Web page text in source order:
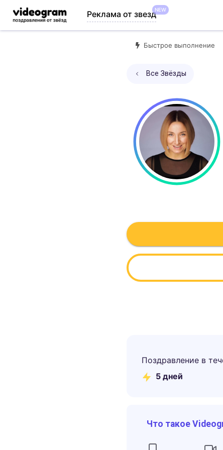
Реклама от звездNEW
Быстрое выполнение
Все Звёзды
Поздравление в
5 дней
Что такое